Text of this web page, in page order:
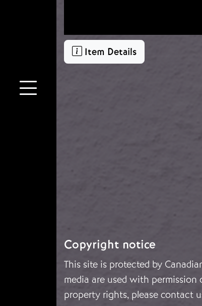
Item Details
Copyright notice
This site is protected by
media are used with
property rights, please contact